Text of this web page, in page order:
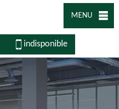
MENU
indisponible